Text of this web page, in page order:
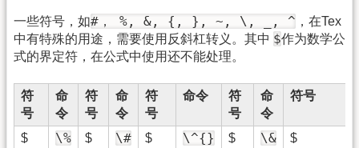
一些符号，如#， %, &, {, }, ~, \, _, ^ ，在Tex
中有特殊的用途，需要使用反斜杠转义。其中 $作为数学公
式的界定符，在公式中使用还不能处理。
符
号
命
令
符
号
命
令
符
号
命令
符
号
命
令
符号
$ \% $ \# $ \^{} $ \& $